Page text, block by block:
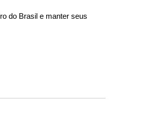
do Brasil e manter seus